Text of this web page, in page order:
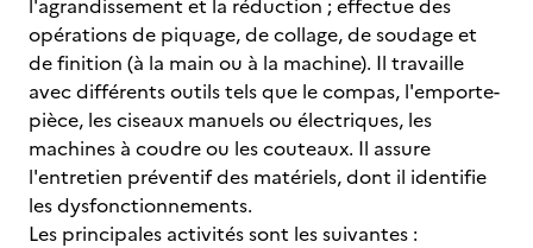
l'agrandissement et la réduction ; effectue des
opérations de piquage, de collage, de soudage et
de finition (à la main ou à la machine). Il travaille
avec différents outils tels que le compas, l'emporte-
pièce, les ciseaux manuels ou électriques, les
machines à coudre ou les couteaux. Il assure
l'entretien préventif des matériels, dont il identifie
les dysfonctionnements.
Les principales activités sont les suivantes :